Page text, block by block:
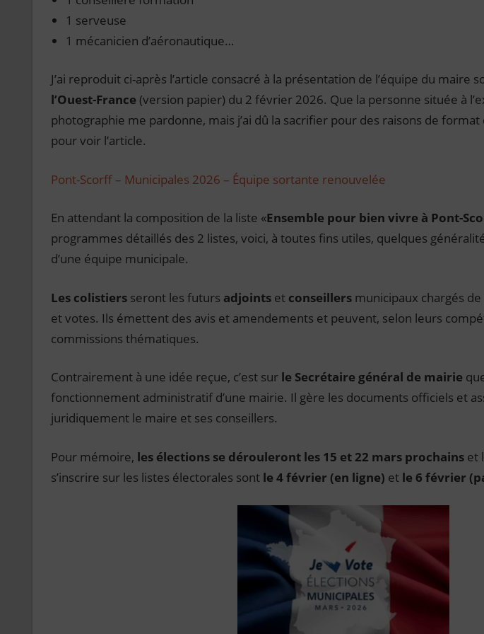
1 serveuse
1 mécanicien d’aéronautique…
J’ai reproduit ci-après l’article consacré à la présentation de l’équipe du maire
l’Ouest-France (version papier) du 2 février 2026. Que la personne située à
photographie me pardonne, mais j’ai dû la sacrifier pour des raisons de format
pour voir l’article.
Pont-Scorff – Municipales 2026 – Équipe sortante renouvelée
En attendant la composition de la liste «Ensemble pour bien vivre à Pont-
programmes détaillés des 2 listes, voici, à toutes fins utiles, quelques
d’une équipe municipale.
Les colistiersseront les futurs adjointset conseillersmunicipaux chargés
et votes. Ils émettent des avis et amendements et peuvent, selon leurs
commissions thématiques.
Contrairement à une idée reçue, c’est sur le Secrétaire général de mairie
fonctionnement administratif d’une mairie. Il gère les documents officiels et
juridiquement le maire et ses conseillers.
Pour mémoire, les élections se dérouleront les 15 et 22 mars prochainset
s’inscrire sur les listes électorales sont le 4 février (en ligne) et le 6 février